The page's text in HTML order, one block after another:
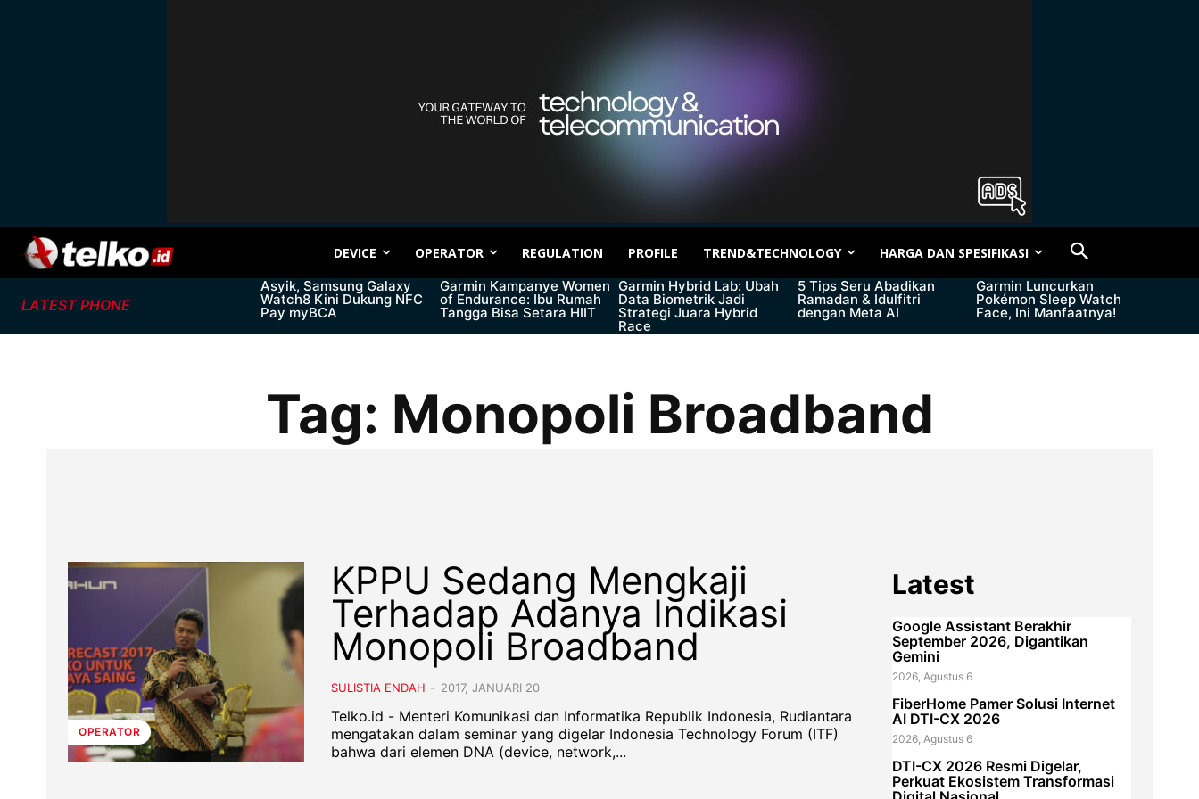
DEVICE OPERATOR REGULATION PROFILE TREND&TECHNOLOGY HARGA DAN SPESIFIKASI
LATEST PHONE
Asyik, Samsung Galaxy
Watch8 Kini Dukung NFC
Pay myBCA
Garmin Kampanye Women
of Endurance: Ibu Rumah
Tangga Bisa Setara HIIT
Garmin Hybrid Lab: Ubah
Data Biometrik Jadi
Strategi Juara Hybrid
Race
5 Tips Seru Abadikan
Ramadan & Idulfitri
dengan Meta AI
Garmin Luncurkan
Pokémon Sleep Watch
Face, Ini Manfaatnya!
Tag: Monopoli Broadband
OPERATOR
KPPU Sedang Mengkaji
Terhadap Adanya Indikasi
Monopoli Broadband
SULISTIA ENDAH - 2017, JANUARI 20
Telko.id - Menteri Komunikasi dan Informatika Republik Indonesia, Rudiantara
mengatakan dalam seminar yang digelar Indonesia Technology Forum (ITF)
bahwa dari elemen DNA (device, network,...
Latest
Google Assistant Berakhir
September 2026, Digantikan
Gemini
2026, Agustus 6
FiberHome Pamer Solusi Internet
AI DTI-CX 2026
2026, Agustus 6
DTI-CX 2026 Resmi Digelar,
Perkuat Ekosistem Transformasi